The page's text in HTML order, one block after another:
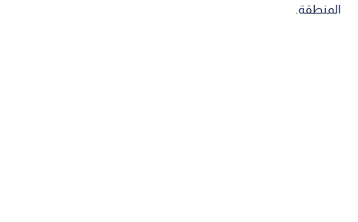
المنطقة.